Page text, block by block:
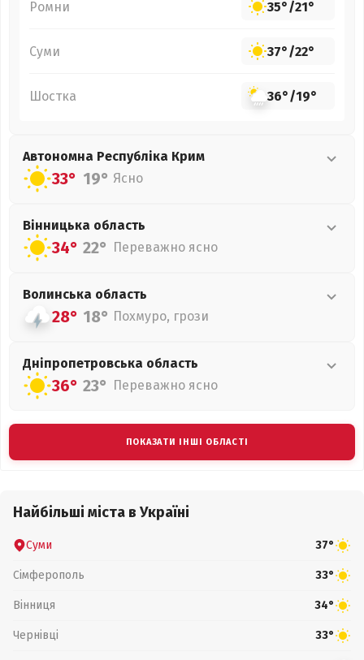
Ромни 35°/21°
Суми 37°/22°
Шостка 36°/19°
Автономна Республіка Крим
33° 19° Ясно
Вінницька область
34° 22° Переважно ясно
Волинська область
28° 18° Похмуро, грози
Дніпропетровська область
36° 23° Переважно ясно
ПОКАЗАТИ ІНШІ ОБЛАСТІ
Найбільші міста в Україні
Суми 37°
Сімферополь 33°
Вінниця 34°
Чернівці 33°